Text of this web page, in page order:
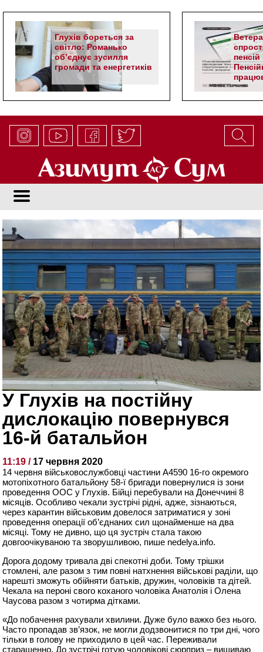
Глухів бореться за
світло: Романько
об’єднує зусилля
громади та енергетиків
У Глухів на постійну
дислокацію повернувся
16-й батальйон
11:19 / 17 червня 2020
14 червня військовослужбовці частини А4590 16-го окремого
мотопіхотного батальйону 58-ї бригади повернулися із зони
проведення ООС у Глухів. Бійці перебували на Донеччині 8
місяців. Особливо чекали зустрічі рідні, адже, зізнаються,
через карантин військовим довелося затриматися у зоні
проведення операції об’єднаних сил щонайменше на два
місяці. Тому не дивно, що ця зустріч стала такою
довгоочікуваною та зворушливою, пише nedelya.info.
Дорога додому тривала дві спекотні доби. Тому трішки
стомлені, але разом з тим повні натхнення військові раділи, що
нарешті зможуть обійняти батьків, дружин, чоловіків та дітей.
Чекала на пероні свого коханого чоловіка Анатолія і Олена
Чаусова разом з чотирма дітками.
«До побачення рахували хвилини. Дуже було важко без нього.
Часто пропадав зв’язок, не могли додзвонитися по три дні, чого
тільки в голову не приходило в цей час. Переживали
старашенно. До зустрічі готую чоловікові сюрприз – вишиваю